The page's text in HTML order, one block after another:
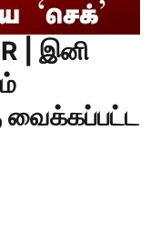
| இனி
வைக்கப்பட்ட